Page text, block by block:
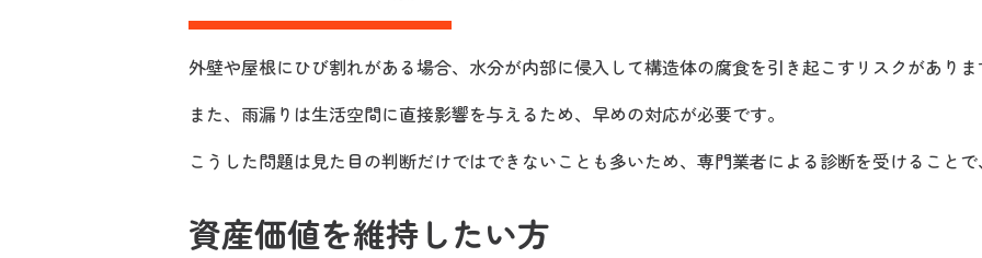
外壁や屋根にひび割れがある場合、水分が内部に侵入して構造体の腐食を引き起こすリスクがあり
また、雨漏りは生活空間に直接影響を与えるため、早めの対応が必要です。
こうした問題は見た目の判断だけではできないことも多いため、専門業者による診断を受けること
資産価値を維持したい方